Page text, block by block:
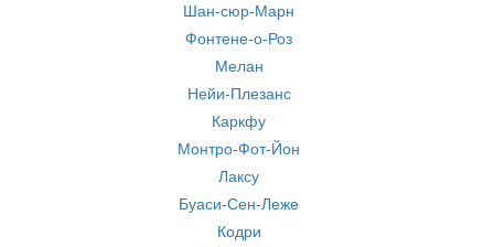
Шан-сюр-Марн
Фонтене-о-Роз
Мелан
Нейи-Плезанс
Каркфу
Монтро-Фот-Йон
Лаксу
Буаси-Сен-Леже
Кодри